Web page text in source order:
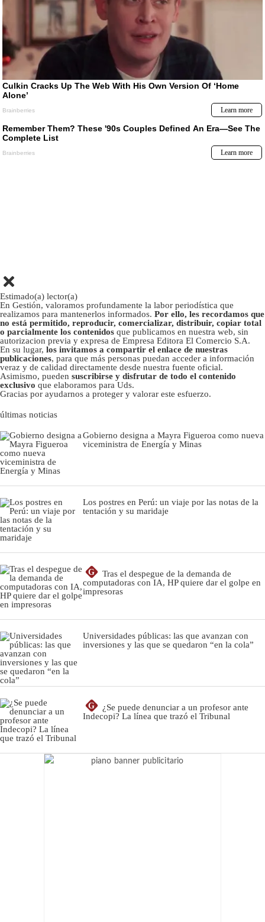
Estimado(a) lector(a)
En Gestión, valoramos profundamente la labor periodística que
realizamos para mantenerlos informados. Por ello, les recordamos que
no está permitido, reproducir, comercializar, distribuir, copiar total
o parcialmente los contenidos que publicamos en nuestra web, sin
autorizacion previa y expresa de Empresa Editora El Comercio S.A.
En su lugar, los invitamos a compartir el enlace de nuestras
publicaciones, para que más personas puedan acceder a información
veraz y de calidad directamente desde nuestra fuente oficial.
Asimismo, pueden suscribirse y disfrutar de todo el contenido
exclusivo que elaboramos para Uds.
Gracias por ayudarnos a proteger y valorar este esfuerzo.
últimas noticias
Gobierno designa a Mayra Figueroa como nueva
viceministra de Energía y Minas
Los postres en Perú: un viaje por las notas de la
tentación y su maridaje
G
Tras el despegue de la demanda de
computadoras con IA, HP quiere dar el golpe en
impresoras
Universidades públicas: las que avanzan con
inversiones y las que se quedaron “en la cola”
G
¿Se puede denunciar a un profesor ante
Indecopi? La línea que trazó el Tribunal